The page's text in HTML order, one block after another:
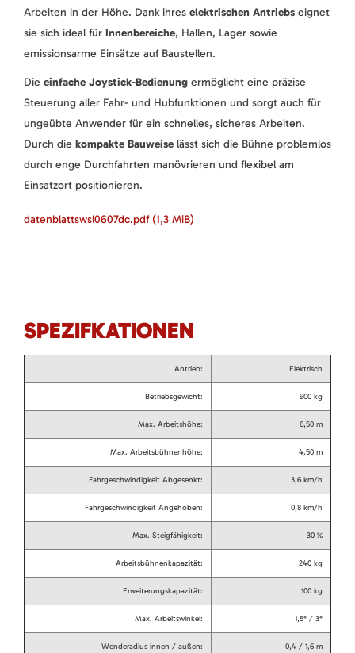
Arbeiten in der Höhe. Dank ihres elektrischen Antriebs eignet
sie sich ideal für Innenbereiche, Hallen, Lager sowie
emissionsarme Einsätze auf Baustellen.
Die einfache Joystick-Bedienung ermöglicht eine präzise
Steuerung aller Fahr- und Hubfunktionen und sorgt auch für
ungeübte Anwender für ein schnelles, sicheres Arbeiten.
Durch die kompakte Bauweiselässt sich die Bühne problemlos
durch enge Durchfahrten manövrieren und flexibel am
Einsatzort positionieren.
datenblattswsl0607dc.pdf (1,3 MiB)
SPEZIFKATIONEN
Antrieb: Elektrisch
Betriebsgewicht: 900 kg
Max. Arbeitshöhe: 6,50 m
Max. Arbeitsbühnenhöhe: 4,50 m
Fahrgeschwindigkeit Abgesenkt: 3,6 km/h
Fahrgeschwindigkeit Angehoben: 0,8 km/h
Max. Steigfähigkeit: 30 %
Arbeitsbühnenkapazität: 240 kg
Erweiterungskapazität: 100 kg
Max. Arbeitswinkel: 1,5° / 3°
Wenderadius innen / außen: 0,4 / 1,6 m